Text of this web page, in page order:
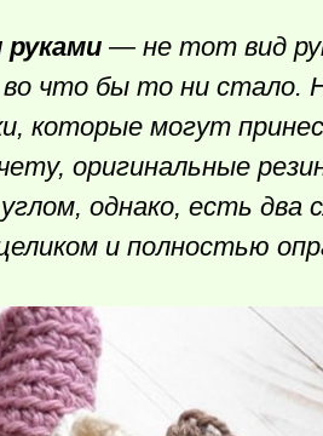
руками — не тот вид
во что бы то ни стало.
которые могут
оригинальные
однако, есть два
и полностью